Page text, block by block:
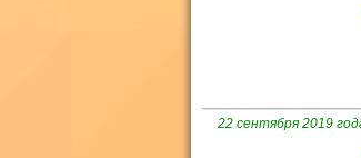
22 сентября 2019